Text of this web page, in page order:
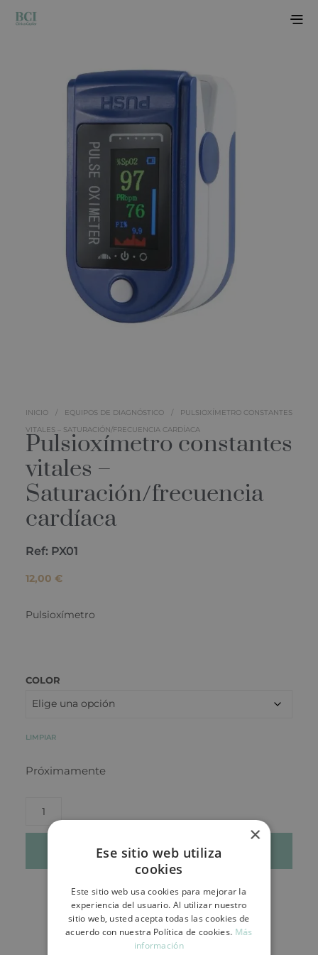
INICIO / EQUIPOS DE DIAGNÓSTICO /
PULSIOXÍMETRO CONSTANTES
VITALES – SATURACIÓN/FRECUENCIA CARDÍACA
Pulsioxímetro constantes
vitales –
Saturación/frecuencia
cardíaca
Ref: PX01
12,00 €
Pulsioxímetro
COLOR
LIMPIAR
Próximamente
AÑADIR AL CARRITO
×
Ese sitio web utiliza
cookies
Este sitio web usa cookies para mejorar la
experiencia del usuario. Al utilizar nuestro
sitio web, usted acepta todas las cookies de
acuerdo con nuestra Política de cookies. Más
información